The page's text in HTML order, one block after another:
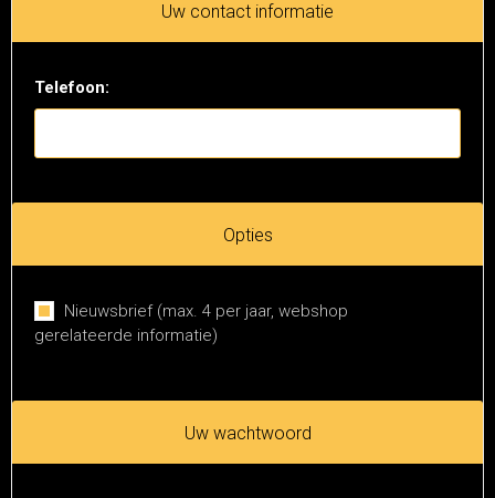
Uw contact informatie
Telefoon:
Opties
Nieuwsbrief (max. 4 per jaar, webshop
gerelateerde informatie)
Uw wachtwoord